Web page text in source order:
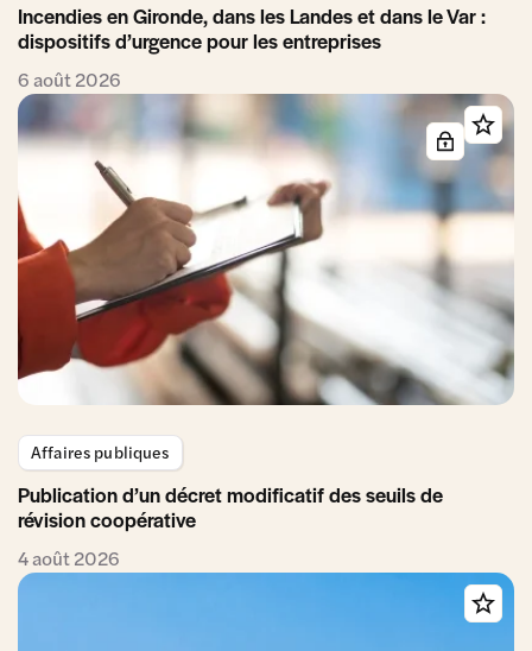
Incendies en Gironde, dans les Landes et dans le Var :
dispositifs d’urgence pour les entreprises
6 août 2026
Affaires publiques
Publication d’un décret modificatif des seuils de
révision coopérative
4 août 2026